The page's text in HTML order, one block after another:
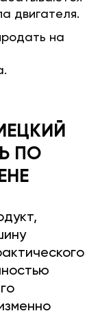
двигателя.
на
ПО